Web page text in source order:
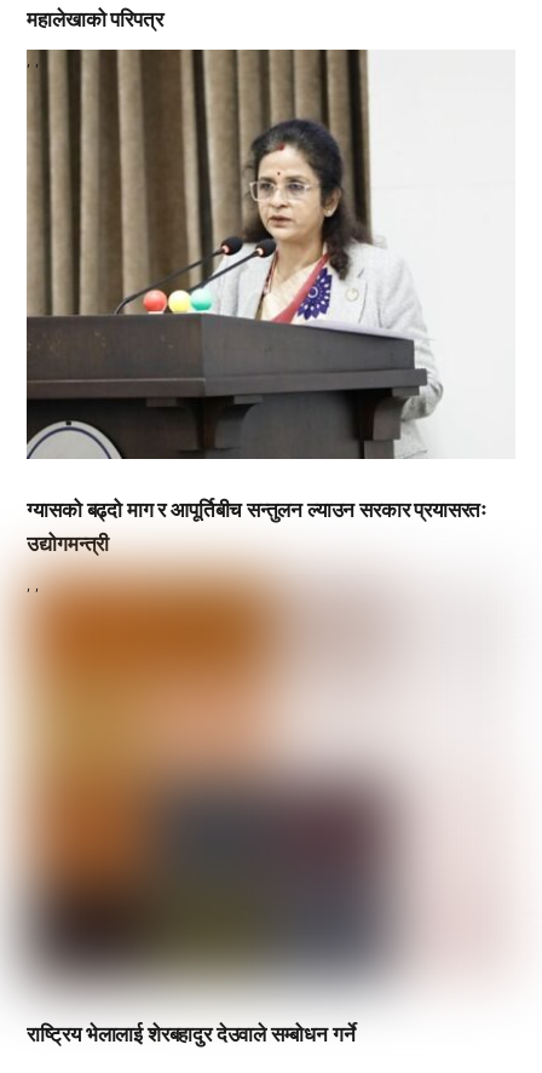
महालेखाको परिपत्र
, ,
ग्यासको बढ्दो माग र आपूर्तिबीच सन्तुलन ल्याउन सरकार प्रयासरतः
उद्योगमन्त्री
, ,
राष्ट्रिय भेलालाई शेरबहादुर देउवाले सम्बोधन गर्ने